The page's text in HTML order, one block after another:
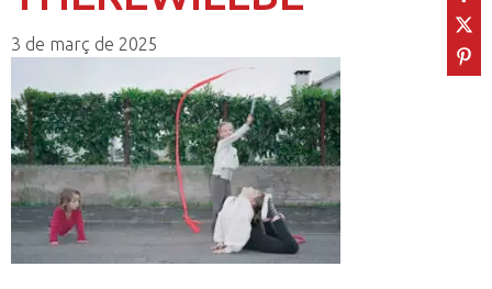
3 de març de 2025